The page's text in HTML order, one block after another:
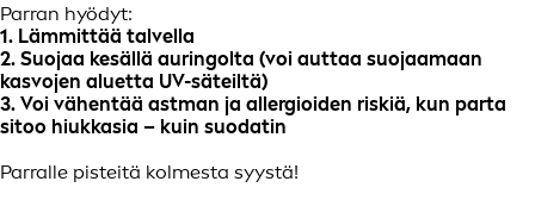
Parran hyödyt:
1. Lämmittää talvella
2. Suojaa kesällä auringolta (voi auttaa suojaamaan
kasvojen aluetta UV-säteiltä)
3. Voi vähentää astman ja allergioiden riskiä, kun parta
sitoo hiukkasia – kuin suodatin
Parralle pisteitä kolmesta syystä!